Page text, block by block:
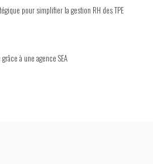
pour simplifier la gestion RH des TPE
à une agence SEA